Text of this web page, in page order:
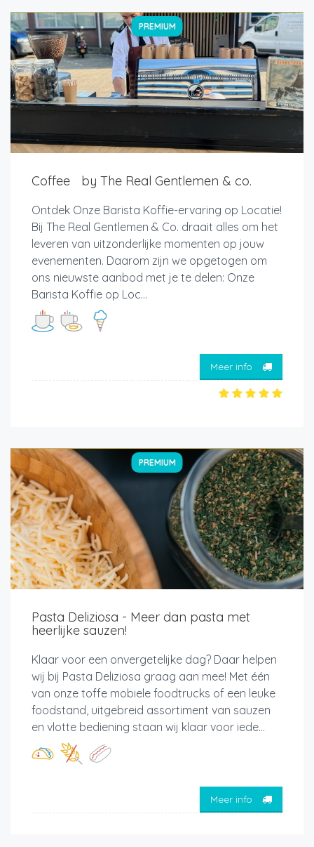
PREMIUM
Coffee by The Real Gentlemen & co.
Ontdek Onze Barista Koffie-ervaring op Locatie!
Bij The Real Gentlemen & Co. draait alles om het
leveren van uitzonderlijke momenten op jouw
evenementen. Daarom zijn we opgetogen om
ons nieuwste aanbod met je te delen: Onze
Barista Koffie op Loc...
Meer info
PREMIUM
Pasta Deliziosa - Meer dan pasta met
heerlijke sauzen!
Klaar voor een onvergetelijke dag? Daar helpen
wij bij Pasta Deliziosa graag aan mee! Met één
van onze toffe mobiele foodtrucks of een leuke
foodstand, uitgebreid assortiment van sauzen
en vlotte bediening staan wij klaar voor iede...
Meer info